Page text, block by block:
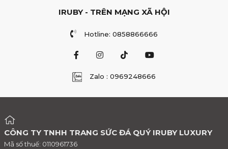
IRUBY - TRÊN MẠNG XÃ HỘI
Hotline: 0858866666
Zalo : 0969248666
CÔNG TY TNHH TRANG SỨC ĐÁ QUÝ IRUBY LUXURY
Mã số thuế: 0110961736